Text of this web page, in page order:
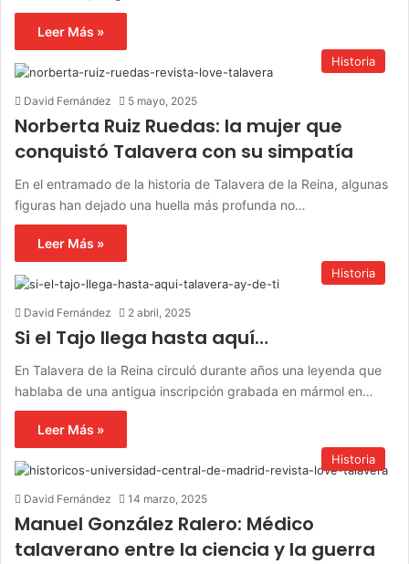
Leer Más »
Historia
David Fernández 5 mayo, 2025
Norberta Ruiz Ruedas: la mujer que
conquistó Talavera con su simpatía
En el entramado de la historia de Talavera de la Reina, algunas
figuras han dejado una huella más profunda no…
Leer Más »
Historia
David Fernández 2 abril, 2025
Si el Tajo llega hasta aquí…
En Talavera de la Reina circuló durante años una leyenda que
hablaba de una antigua inscripción grabada en mármol en…
Leer Más »
Historia
David Fernández 14 marzo, 2025
Manuel González Ralero: Médico
talaverano entre la ciencia y la guerra